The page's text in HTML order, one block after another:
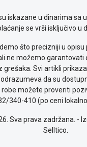
iskazane u dinarima sa
se vrši isključivo u
što precizniji u opisu
ne možemo garantovati
grešaka. Svi artikli
da su
možete proveriti
340-410 (po ceni
Sva prava zadržana. -
Selltico.